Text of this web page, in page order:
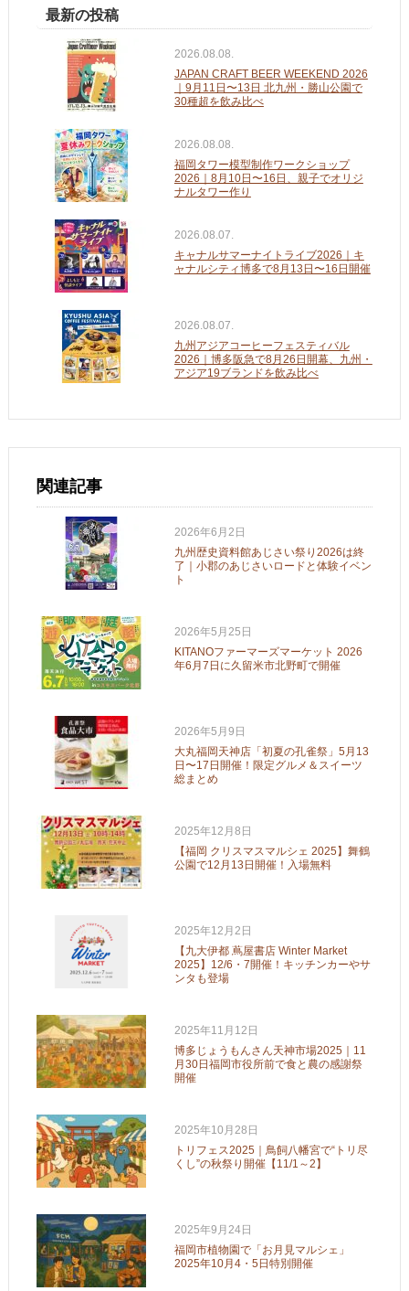
最新の投稿
2026.08.08.
JAPAN CRAFT BEER WEEKEND 2026
｜9月11日〜13日 北九州・勝山公園で
30種超を飲み比べ
2026.08.08.
福岡タワー模型制作ワークショップ
2026｜8月10日〜16日、親子でオリジ
ナルタワー作り
2026.08.07.
キャナルサマーナイトライブ2026｜キ
ャナルシティ博多で8月13日〜16日開催
2026.08.07.
九州アジアコーヒーフェスティバル
2026｜博多阪急で8月26日開幕、九州・
アジア19ブランドを飲み比べ
関連記事
2026年6月2日
九州歴史資料館あじさい祭り2026は終
了｜小郡のあじさいロードと体験イベン
ト
2026年5月25日
KITANOファーマーズマーケット 2026
年6月7日に久留米市北野町で開催
2026年5月9日
大丸福岡天神店「初夏の孔雀祭」5月13
日〜17日開催！限定グルメ＆スイーツ
総まとめ
2025年12月8日
【福岡 クリスマスマルシェ 2025】舞鶴
公園で12月13日開催！入場無料
2025年12月2日
【九大伊都 蔦屋書店 Winter Market
2025】12/6・7開催！キッチンカーやサ
ンタも登場
2025年11月12日
博多じょうもんさん天神市場2025｜11
月30日福岡市役所前で食と農の感謝祭
開催
2025年10月28日
トリフェス2025｜鳥飼八幡宮で“トリ尽
くし”の秋祭り開催【11/1～2】
2025年9月24日
福岡市植物園で「お月見マルシェ」
2025年10月4・5日特別開催